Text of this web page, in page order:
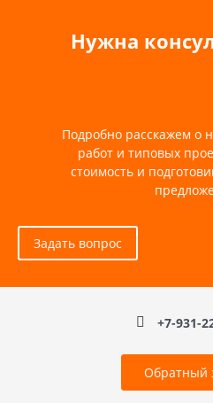
Нужна
Подробно расскажем о
работ и типовых
стоимость и
Задать вопрос
+7-931-
Обратный